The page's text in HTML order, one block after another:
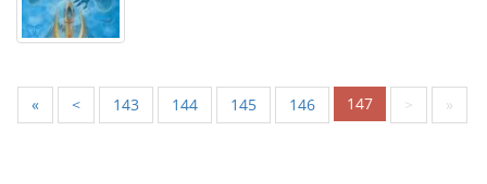
« < 143 144 145 146 147 > »